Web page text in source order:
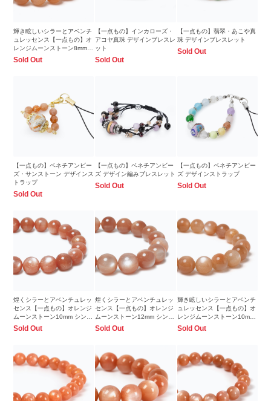
輝き眩しいシラーとアベンチ
ュレッセンス【一点もの】オ
レンジムーンストーン8mm
シンプルブレスレット
Sold Out
【一点もの】インカローズ・
アコヤ真珠 デザインブレスレ
ット
Sold Out
【一点もの】翡翠・あこや真
珠 デザインブレスレット
Sold Out
【一点もの】ベネチアンビー
ズ・サンストーン デザインス
トラップ
Sold Out
【一点もの】ベネチアンビー
ズ デザイン編みブレスレット
Sold Out
【一点もの】ベネチアンビー
ズ デザインストラップ
Sold Out
煌くシラーとアベンチュレッ
センス【一点もの】オレンジ
ムーンストーン10mm シンプ
ルブレスレット【鑑別書付
Sold Out
煌くシラーとアベンチュレッ
センス【一点もの】オレンジ
ムーンストーン12mm シンプ
ルブレスレット【鑑別書付
Sold Out
輝き眩しいシラーとアベンチ
ュレッセンス【一点もの】オ
レンジムーンストーン10mm
シンプルブレスレット
Sold Out